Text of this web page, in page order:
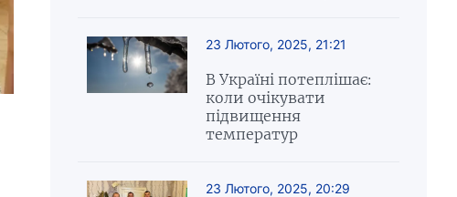
23 Лютого, 2025, 21:21
В Україні потеплішає:
коли очікувати
підвищення
температур
23 Лютого, 2025, 20:29